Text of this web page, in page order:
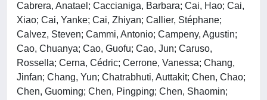
Cabrera, Anatael; Caccianiga, Barbara; Cai, Hao; Cai,
Xiao; Cai, Yanke; Cai, Zhiyan; Callier, Stéphane;
Calvez, Steven; Cammi, Antonio; Campeny, Agustin;
Cao, Chuanya; Cao, Guofu; Cao, Jun; Caruso,
Rossella; Cerna, Cédric; Cerrone, Vanessa; Chang,
Jinfan; Chang, Yun; Chatrabhuti, Auttakit; Chen, Chao;
Chen, Guoming; Chen, Pingping; Chen, Shaomin;